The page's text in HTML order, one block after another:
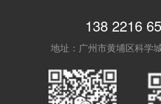
138 2216
地址：广州市黄埔区科学